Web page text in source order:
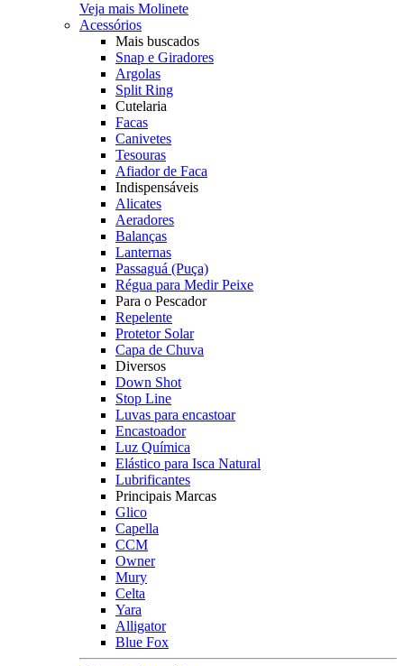
Veja mais Molinete
Acessórios
Mais buscados
Snap e Giradores
Argolas
Split Ring
Cutelaria
Facas
Canivetes
Tesouras
Afiador de Faca
Indispensáveis
Alicates
Aeradores
Balanças
Lanternas
Passaguá (Puça)
Régua para Medir Peixe
Para o Pescador
Repelente
Protetor Solar
Capa de Chuva
Diversos
Down Shot
Stop Line
Luvas para encastoar
Encastoador
Luz Química
Elástico para Isca Natural
Lubrificantes
Principais Marcas
Glico
Capella
CCM
Owner
Mury
Celta
Yara
Alligator
Blue Fox